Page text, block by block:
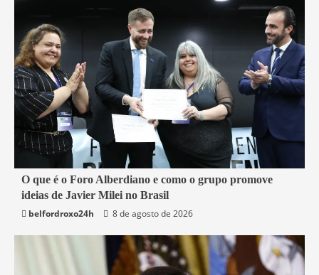
4 min read
Mundo
O que é o Foro Alberdiano e como o grupo promove
ideias de Javier Milei no Brasil
belfordroxo24h
8 de agosto de 2026